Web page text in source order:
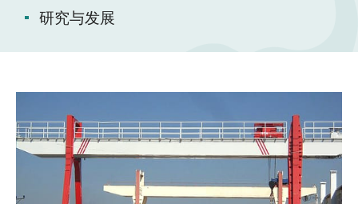
研究与发展 اردو
Беларуская мова
Kiswahili
Dansk
Norsk
O‘zbekcha